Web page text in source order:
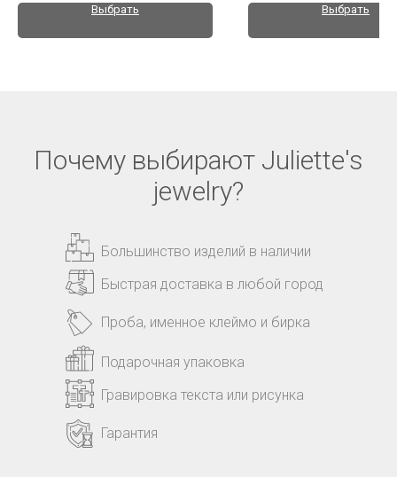
Выбрать Выбрать
Почему выбирают Juliette's
jewelry?
Большинство изделий в наличии
Быстрая доставка в любой город
Подарочная упаковка
Гравировка текста или рисунка
Проба, именное клеймо и бирка
Гарантия